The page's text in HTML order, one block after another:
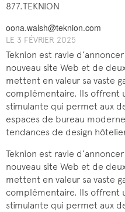
877.TEKNION
oona.walsh@teknion.com
LE 3 FÉVRIER 2025
Teknion est ravie
nouveau site Web et de
mettent en valeur sa vaste
complémentaire. Ils offrent
stimulante qui permet aux
espaces de bureau
tendances de design
Teknion est ravie
nouveau site Web et de
mettent en valeur sa vaste
complémentaire. Ils offrent
stimulante qui permet aux